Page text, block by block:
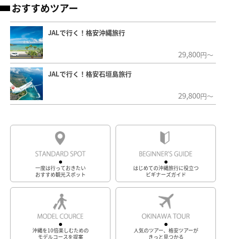
おすすめツアー
JALで行く！格安沖縄旅行
29,800円～
JALで行く！格安石垣島旅行
29,800円～
一度は行っておきたい
おすすめ観光スポット
はじめての沖縄旅行に役立つ
ビギナーズガイド
沖縄を10倍楽しむための
モデルコースを提案
人気のツアー、格安ツアーが
きっと見つかる